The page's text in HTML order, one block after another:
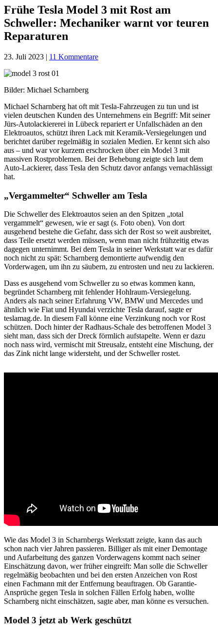
Frühe Tesla Model 3 mit Rost am
Schweller: Mechaniker warnt vor teuren
Reparaturen
23. Juli 2023 | 11 Kommentare
Bilder: Michael Scharnberg
Michael Scharnberg hat oft mit Tesla-Fahrzeugen zu tun und ist
vielen deutschen Kunden des Unternehmens ein Begriff: Mit seiner
Jürs-Autolackiererei in Lübeck repariert er Unfallschäden an den
Elektroautos, schützt ihren Lack mit Keramik-Versiegelungen und
berichtet darüber regelmäßig in sozialen Medien. Er kennt sich also
aus – und war vor kurzem erschrocken über ein Model 3 mit
massiven Rostproblemen. Bei der Behebung zeigte sich laut dem
Auto-Lackierer, dass Tesla den Schutz davor anfangs vernachlässigt
hat.
„Vergammelter“ Schweller am Tesla
Die Schweller des Elektroautos seien an den Spitzen „total
vergammelt“ gewesen, wie er sagt (s. Foto oben). Von dort
ausgehend bestehe die Gefahr, dass sich der Rost so weit ausbreitet,
dass Teile ersetzt werden müssen, wenn man nicht frühzeitig etwas
dagegen unternimmt. Bei dem Tesla in seiner Werkstatt war es dafür
noch nicht zu spät: Scharnberg demontierte aufwendig den
Vorderwagen, um ihn zu säubern, zu entrosten und neu zu lackieren.
Dass es ausgehend vom Schweller zu so etwas kommen kann,
begründet Scharnberg mit fehlender Hohlraum-Versiegelung.
Anders als nach seiner Erfahrung VW, BMW und Mercedes und
ähnlich wie Fiat und Hyundai verzichte Tesla darauf, sagte er
teslamag.de. In diesem Fall könne eine Verzinkung noch vor Rost
schützen. Doch hinter der Radhaus-Schale des betroffenen Model 3
sieht man, dass sich der Dreck förmlich aufstapelte. Wenn er dazu
noch nass wird, vermischt mit Streusalz, entsteht eine Mischung, der
das Zink nicht lange widersteht, und der Schweller rostet.
Wie das Model 3 in Scharnbergs Werkstatt zeigte, kann das auch
schon nach vier Jahren passieren. Billiger als mit einer Demontage
und Aufarbeitung des ganzen Vorderwagens kommt nach seiner
Einschätzung davon, wer früher eingreift: Man solle die Schweller
regelmäßig beobachten und bei den ersten Anzeichen von Rost
einen Fachmann mit der Entfernung beauftragen. Ob Garantie-
Ansprüche gegen Tesla in solchen Fällen Erfolg haben, wollte
Scharnberg nicht einschätzen, sagte aber, man könne es versuchen.
Model 3 jetzt ab Werk geschützt